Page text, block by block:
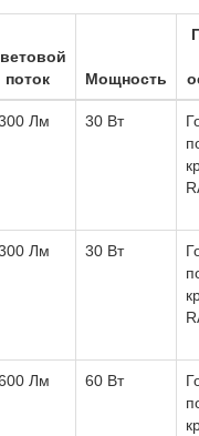
поток
Мощность
Лм 30 Вт
Лм 30 Вт
Лм 60 Вт